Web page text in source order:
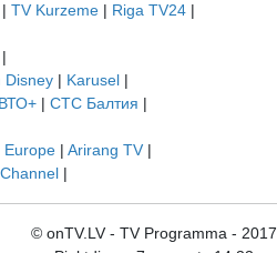
| TV Kurzeme | Riga TV24 |
|
Disney | Karusel |
| СТС Балтия |
Europe | Arirang TV |
|
© onTV.LV - TV Programma - 2017